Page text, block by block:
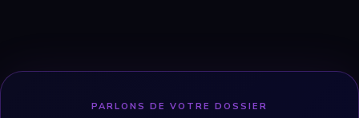
PARLONS DE VOTRE DOSSIER